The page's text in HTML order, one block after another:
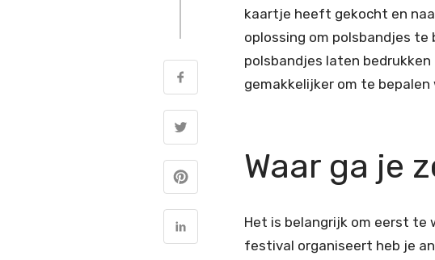
kaartje heeft gekocht en
oplossing om polsbandjes te
polsbandjes laten
gemakkelijker om te bepalen
Waar ga je
Het is belangrijk om eerst te
festival organiseert heb je